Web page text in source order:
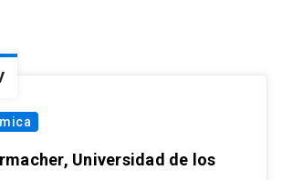
Universidad de los